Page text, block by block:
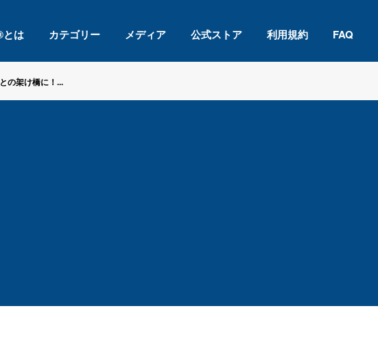
とは カテゴリー メディア 公式ストア 利用規約 FAQ
の架け橋に！...